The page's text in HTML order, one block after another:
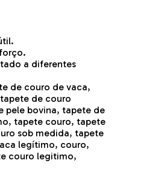
a diferentes
de couro de vaca,
de couro
pele bovina, tapete de
tapete couro, tapete
sob medida, tapete
legítimo, couro,
couro legitimo,